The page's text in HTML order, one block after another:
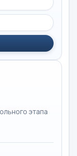
этапа